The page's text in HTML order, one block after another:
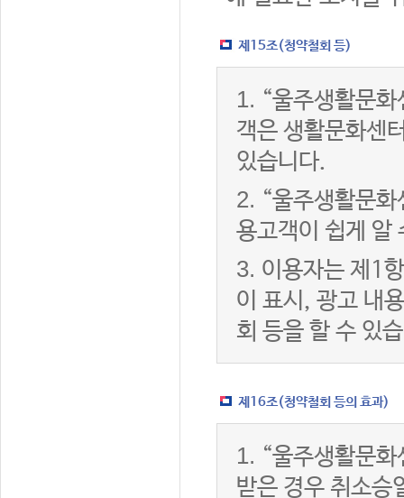
제15조(청약철회 등)
1. “울주생활문
객은 생활문화센
있습니다.
2. “울주생활문
용고객이 쉽게 알
3. 이용자는 제1
이 표시, 광고 내
회 등을 할 수 있
제16조(청약철회 등의 효과)
1. “울주생활문
받은 경우 취소승